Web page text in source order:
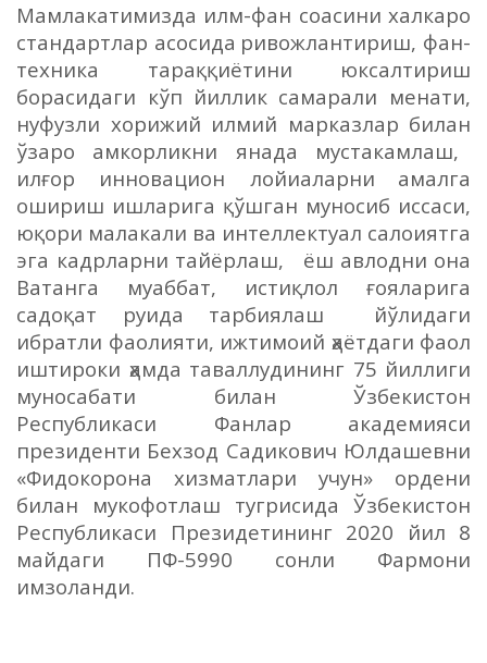
Мамлакатимизда илм-фан соасини халкаро
стандартлар асосида ривожлантириш, фан-
техника тараққиётини юксалтириш
борасидаги кўп йиллик самарали менати,
нуфузли хорижий илмий марказлар билан
ўзаро амкорликни янада мустакамлаш,
илғор инновацион лойиаларни
амалга
ошириш ишларига қўшган муносиб иссаси,
юқори малакали ва интеллектуал салоиятга
эга кадрларни тайёрлаш,
ёш авлодни она
Ватанга муаббат, истиқлол ғояларига
садоқат руида тарбиялаш
йўлидаги
ибратли фаолияти, ижтимоий ҳаётдаги фаол
иштироки ҳамда таваллудининг 75 йиллиги
муносабати билан Ўзбекистон
Республикаси Фанлар академияси
президенти Бехзод Садикович Юлдашевни
«Фидокорона хизматлари учун» ордени
билан мукофотлаш тугрисида Ўзбекистон
Республикаси Президетининг 2020 йил 8
майдаги ПФ-5990 сонли Фармони
имзоланди.